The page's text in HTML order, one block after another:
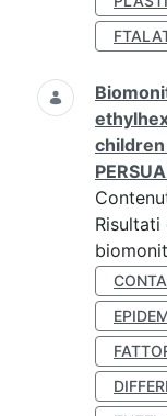
children